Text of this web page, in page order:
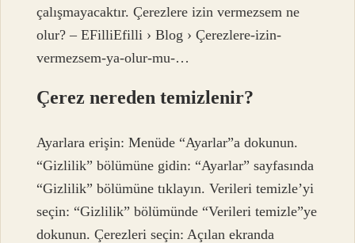
çalışmayacaktır. Çerezlere izin vermezsem ne
olur? – EFilliEfilli › Blog › Çerezlere-izin-
vermezsem-ya-olur-mu-…
Çerez nereden temizlenir?
Ayarlara erişin: Menüde “Ayarlar”a dokunun.
“Gizlilik” bölümüne gidin: “Ayarlar” sayfasında
“Gizlilik” bölümüne tıklayın. Verileri temizle’yi
seçin: “Gizlilik” bölümünde “Verileri temizle”ye
dokunun. Çerezleri seçin: Açılan ekranda